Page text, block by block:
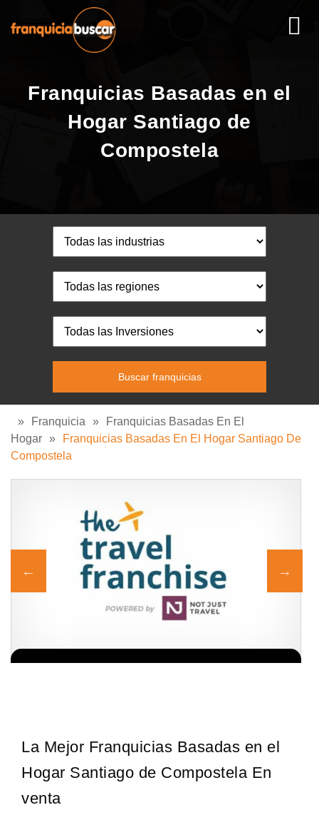
Franquicias Basadas en el
Hogar Santiago de
Compostela
» Franquicia »
Franquicias Basadas En El
Hogar »
Franquicias Basadas En El Hogar Santiago De
Compostela
La Mejor Franquicias Basadas en el
Hogar Santiago de Compostela En
venta